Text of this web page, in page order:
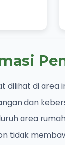
dilihat di
dan
area
tidak